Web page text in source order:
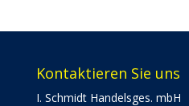
Kontaktieren Sie uns
I. Schmidt Handelsges. mbH